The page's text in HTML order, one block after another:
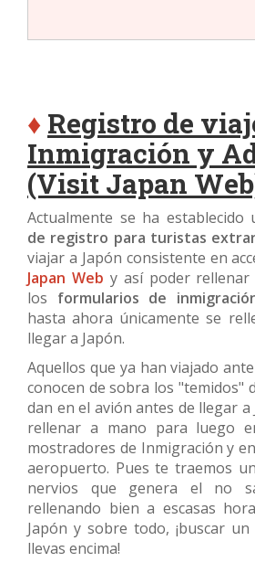
♦ Registro de
Inmigración y
(Visit Japan
Actualmente se ha establecido
de registro para turistas
viajar a Japón consistente en
Japan Web y así poder
los formularios de
hasta ahora únicamente se
llegar a Japón.
Aquellos que ya han viajado
conocen de sobra los "temidos"
dan en el avión antes de llegar a
rellenar a mano para luego
mostradores de Inmigración y
aeropuerto. Pues te traemos
nervios que genera el no
rellenando bien a escasas
Japón y sobre todo, ¡buscar
llevas encima!